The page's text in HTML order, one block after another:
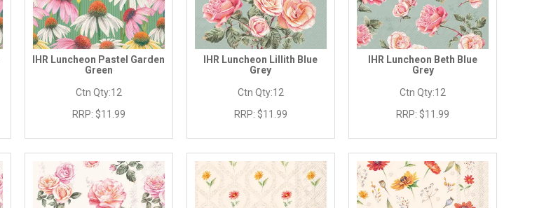
IHR Luncheon Pastel Garden
Green
Ctn Qty:12
RRP: $11.99
IHR Luncheon Lillith Blue
Grey
Ctn Qty:12
RRP: $11.99
IHR Luncheon Beth Blue
Grey
Ctn Qty:12
RRP: $11.99